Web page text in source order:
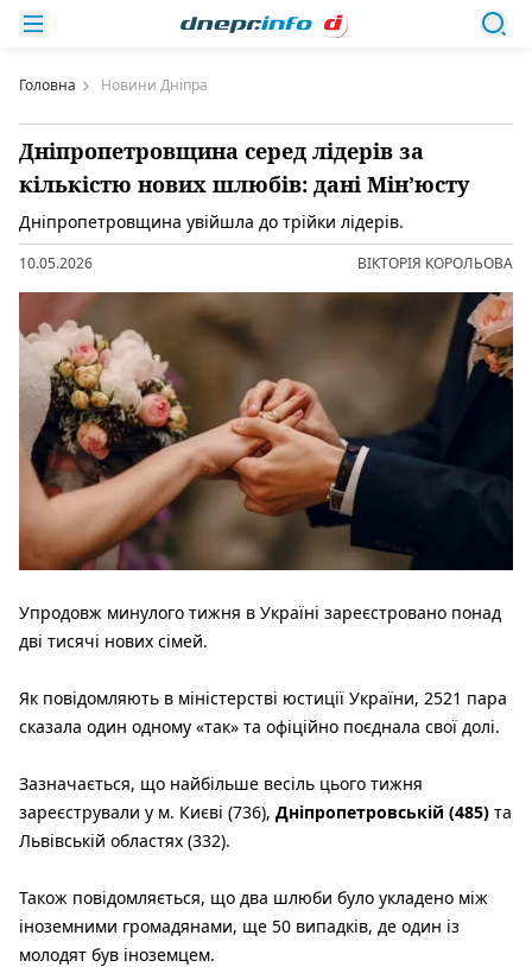
Головна Новини Дніпра
Дніпропетровщина серед лідерів за
кількістю нових шлюбів: дані Мін’юсту
Дніпропетровщина увійшла до трійки лідерів.
10.05.2026 ВІКТОРІЯ КОРОЛЬОВА
Упродовж минулого тижня в Україні зареєстровано понад
дві тисячі нових сімей.
Як повідомляють в міністерстві юстиції України, 2521 пара
сказала один одному «так» та офіційно поєднала свої долі.
Зазначається, що найбільше весіль цього тижня
зареєстрували у м. Києві (736), Дніпропетровській (485) та
Львівській областях (332).
Також повідомляється, що два шлюби було укладено між
іноземними громадянами, ще 50 випадків, де один із
молодят був іноземцем.